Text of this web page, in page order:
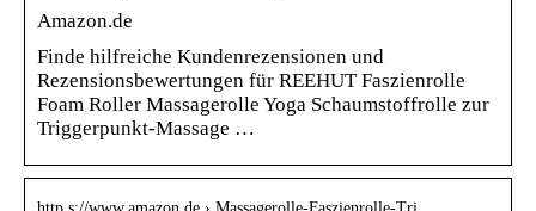
Amazon.de
Finde hilfreiche Kundenrezensionen und
Rezensionsbewertungen für REEHUT Faszienrolle
Foam Roller Massagerolle Yoga Schaumstoffrolle zur
Triggerpunkt-Massage …